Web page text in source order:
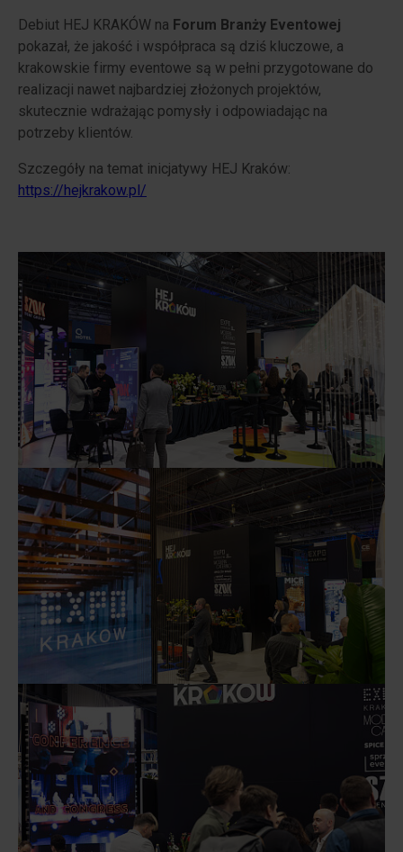
Debiut HEJ KRAKÓW na Forum Branży Eventowej
pokazał, że jakość i współpraca są dziś kluczowe, a
krakowskie firmy eventowe są w pełni przygotowane do
realizacji nawet najbardziej złożonych projektów,
skutecznie wdrażając pomysły i odpowiadając na
potrzeby klientów.
Szczegóły na temat inicjatywy HEJ Kraków:
https://hejkrakow.pl/